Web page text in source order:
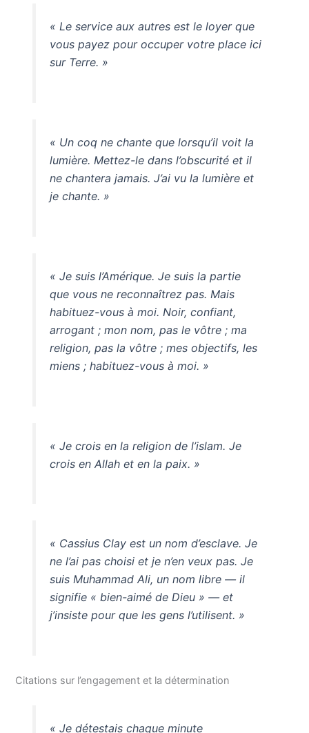
« Le service aux autres est le loyer que
vous payez pour occuper votre place ici
sur Terre. »
« Un coq ne chante que lorsqu’il voit la
lumière. Mettez-le dans l’obscurité et il
ne chantera jamais. J’ai vu la lumière et
je chante. »
« Je suis l’Amérique. Je suis la partie
que vous ne reconnaîtrez pas. Mais
habituez-vous à moi. Noir, confiant,
arrogant ; mon nom, pas le vôtre ; ma
religion, pas la vôtre ; mes objectifs, les
miens ; habituez-vous à moi. »
« Je crois en la religion de l’islam. Je
crois en Allah et en la paix. »
« Cassius Clay est un nom d’esclave. Je
ne l’ai pas choisi et je n’en veux pas. Je
suis Muhammad Ali, un nom libre — il
signifie « bien-aimé de Dieu » — et
j’insiste pour que les gens l’utilisent. »
Citations sur l’engagement et la détermination
« Je détestais chaque minute